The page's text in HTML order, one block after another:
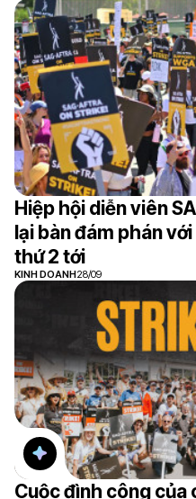
Hiệp hội diễn viên
lại bàn đám phán
thứ 2 tới
KINH DOANH28/09
Cuộc đình công của